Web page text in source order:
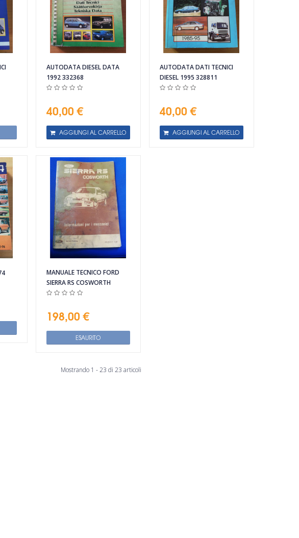
AUTODATA DIESEL DATA
1992 332368
40,00 €
AGGIUNGI AL CARRELLO
AUTODATA DATI TECNICI
DIESEL 1995 328811
40,00 €
AGGIUNGI AL CARRELLO
MANUALE TECNICO FORD
SIERRA RS COSWORTH
198,00 €
ESAURITO
Mostrando 1 - 23 di 23 articoli